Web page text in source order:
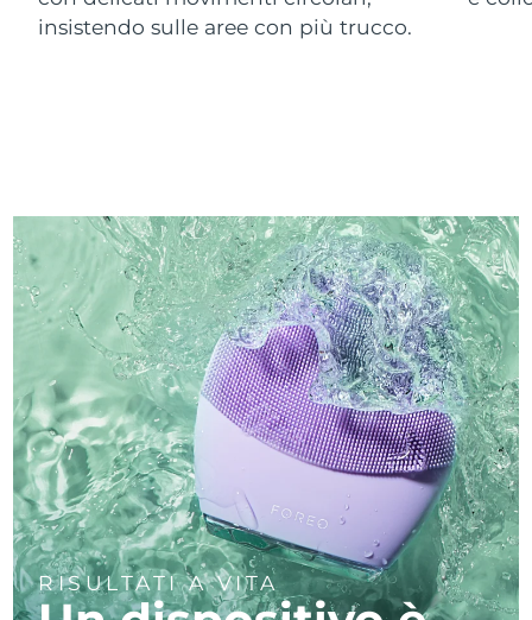
insistendo sulle aree con più trucco.
RISULTATI A VITA